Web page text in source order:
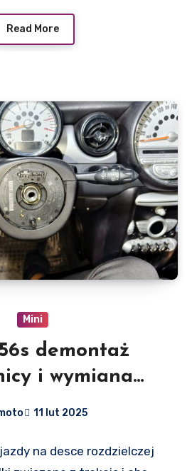
Read More
Mini
demontaż
i wymiana
11 lut 2025
na desce rozdzielczej